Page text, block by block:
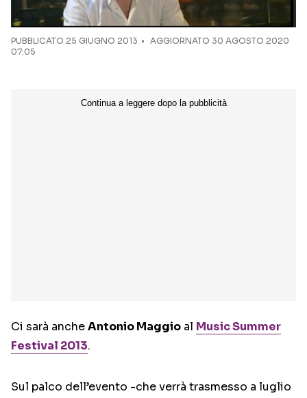
PUBBLICATO 25 GIUGNO 2013
AGGIORNATO 30 AGOSTO 2020
07:05
Ci sarà ancheAntonio Maggio al Music Summer
Festival 2013.
Sul palco dell’evento -che verrà trasmesso a luglio